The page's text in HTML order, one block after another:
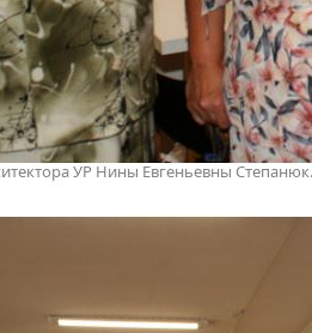
УР Нины Евгеньевны